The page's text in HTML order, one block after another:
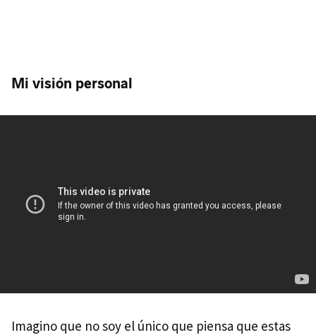
Mi visión personal
Imagino que no soy el único que piensa que estas